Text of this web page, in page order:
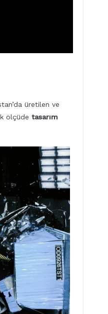
üretilen ve
ölçüde tasarım